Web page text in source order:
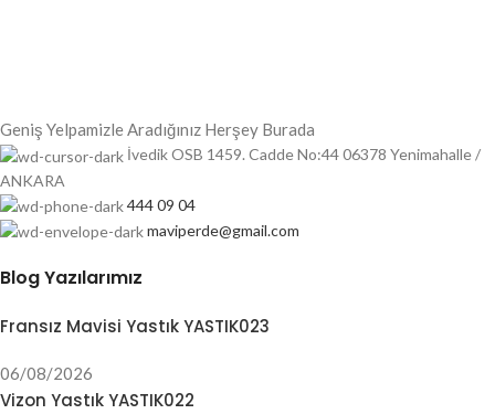
Geniş Yelpamizle Aradığınız Herşey Burada
İvedik OSB 1459. Cadde No:44 06378 Yenimahalle /
ANKARA
444 09 04
maviperde@gmail.com
Blog Yazılarımız
Fransız Mavisi Yastık YASTIK023
06/08/2026
Vizon Yastık YASTIK022